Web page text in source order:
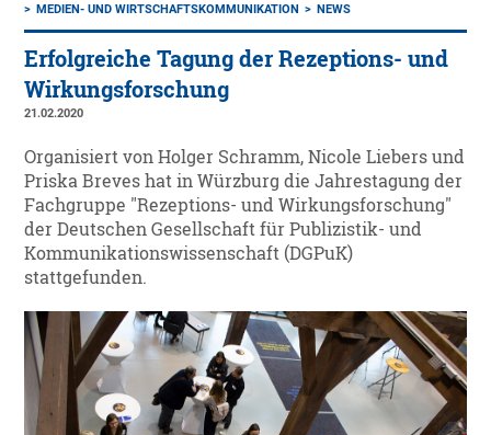
MEDIEN- UND WIRTSCHAFTSKOMMUNIKATION
NEWS
Erfolgreiche Tagung der Rezeptions- und
Wirkungsforschung
21.02.2020
Organisiert von Holger Schramm, Nicole Liebers und
Priska Breves hat in Würzburg die Jahrestagung der
Fachgruppe "Rezeptions- und Wirkungsforschung"
der Deutschen Gesellschaft für Publizistik- und
Kommunikationswissenschaft (DGPuK)
stattgefunden.